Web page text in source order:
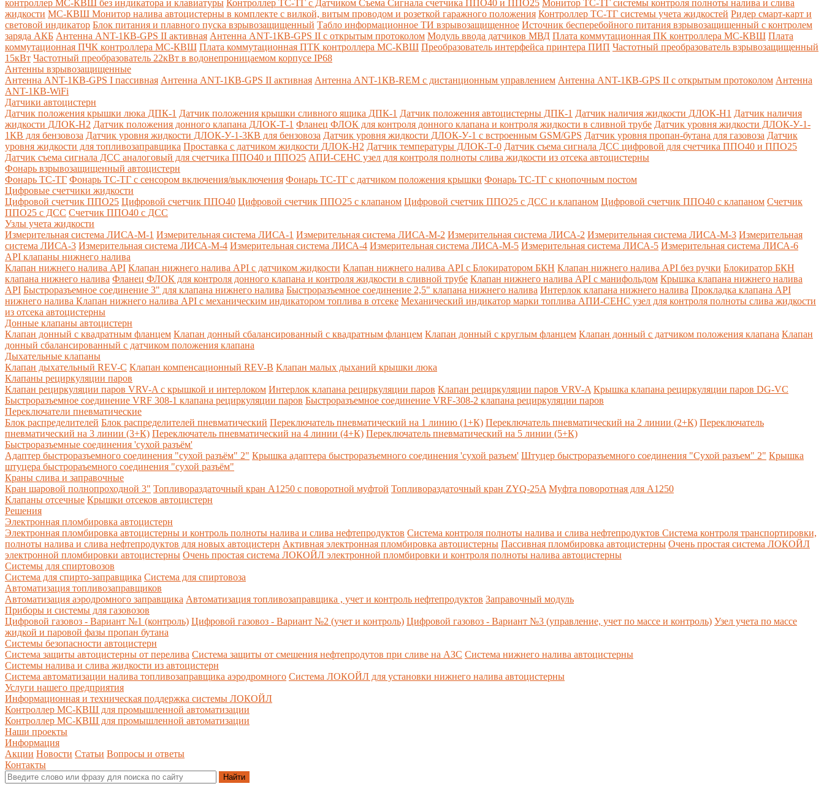
контроллер МС-КВШ без индикатора и клавиатуры Контроллер ТС-ТГ с Датчиком Съема Сигнала счетчика ППО40 и ППО25 Монитор ТС-ТГ системы контроля полноты налива и слива
жидкости МС-КВШ Монитор налива автоцистерны в комплекте с вилкой, витым проводом и розеткой гаражного положения Контроллер ТС-ТГ системы учета жидкостей Ридер смарт-карт и
световой индикатор Блок питания и плавного пуска взрывозащищенный Табло информационное ТИ взрывозащищенное Источник бесперебойного питания взрывозащищенный с контролем
заряда АКБ Антенна ANT-1КВ-GPS II активная Антенна ANT-1КВ-GPS II с открытым протоколом Модуль ввода датчиков МВД Плата коммутационная ПК контроллера МС-КВШ Плата
коммутационная ПЧК контроллера МС-КВШ Плата коммутационная ПТК контроллера МС-КВШ Преобразователь интерфейса принтера ПИП Частотный преобразователь взрывозащищенный
15кВт Частотный преобразователь 22кВт в водонепроницаемом корпусе IP68
Антенны взрывозащищенные
Антенна ANT-1КВ-GPS I пассивная Антенна ANT-1КВ-GPS II активная Антенна ANT-1КВ-REM c дистанционным управлением Антенна ANT-1КВ-GPS II с открытым протоколом Антенна
ANT-1КВ-WiFi
Датчики автоцистерн
Датчик положения крышки люка ДПК-1 Датчик положения крышки сливного ящика ДПК-1 Датчик положения автоцистерны ДПК-1 Датчик наличия жидкости ДЛОК-Н1 Датчик наличия
жидкости ДЛОК-Н2 Датчик положения донного клапана ДЛОК-Т-1 Фланец ФЛОК для контроля донного клапана и контроля жидкости в сливной трубе Датчик уровня жидкости ДЛОК-У-1-
1КВ для бензовоза Датчик уровня жидкости ДЛОК-У-1-3КВ для бензовоза Датчик уровня жидкости ДЛОК-У-1 с встроенным GSM/GPS Датчик уровня пропан-бутана для газовоза Датчик
уровня жидкости для топливозаправщика Проставка с датчиком жидкости ДЛОК-Н2 Датчик температуры ДЛОК-Т-0 Датчик съема сигнала ДСС цифровой для счетчика ППО40 и ППО25
Датчик съема сигнала ДСС аналоговый для счетчика ППО40 и ППО25 АПИ-СЕНС узел для контроля полноты слива жидкости из отсека автоцистерны
Фонарь взрывозащищенный автоцистерн
Фонарь ТС-ТГ Фонарь ТС-ТГ с сенсором включения/выключения Фонарь ТС-ТГ с датчиком положения крышки Фонарь ТС-ТГ с кнопочным постом
Цифровые счетчики жидкости
Цифровой счетчик ППО25 Цифровой счетчик ППО40 Цифровой счетчик ППО25 с клапаном Цифровой счетчик ППО25 с ДСС и клапаном Цифровой счетчик ППО40 с клапаном Счетчик
ППО25 с ДСС Счетчик ППО40 с ДСС
Узлы учета жидкости
Измерительная система ЛИСА-М-1 Измерительная система ЛИСА-1 Измерительная система ЛИСА-М-2 Измерительная система ЛИСА-2 Измерительная система ЛИСА-М-3 Измерительная
система ЛИСА-3 Измерительная система ЛИСА-М-4 Измерительная система ЛИСА-4 Измерительная система ЛИСА-М-5 Измерительная система ЛИСА-5 Измерительная система ЛИСА-6
API клапаны нижнего налива
Клапан нижнего налива API Клапан нижнего налива API с датчиком жидкости Клапан нижнего налива API с Блокиратором БКН Клапан нижнего налива API без ручки Блокиратор БКН
клапана нижнего налива Фланец ФЛОК для контроля донного клапана и контроля жидкости в сливной трубе Клапан нижнего налива API с манифольдом Крышка клапана нижнего налива
API Быстроразъемное соединение 3" для клапана нижнего налива Быстроразъемное соединение 2,5" клапана нижнего налива Интерлок клапана нижнего налива Прокладка клапана API
нижнего налива Клапан нижнего налива API с механическим индикатором топлива в отсеке Механический индикатор марки топлива АПИ-СЕНС узел для контроля полноты слива жидкости
из отсека автоцистерны
Донные клапаны автоцистерн
Клапан донный с квадратным фланцем Клапан донный сбалансированный с квадратным фланцем Клапан донный с круглым фланцем Клапан донный с датчиком положения клапана Клапан
донный сбалансированный с датчиком положения клапана
Дыхательные клапаны
Клапан дыхательный REV-C Клапан компенсационный REV-B Клапан малых дыханий крышки люка
Клапаны рециркуляции паров
Клапан рециркуляции паров VRV-A с крышкой и интерлоком Интерлок клапана рециркуляции паров Клапан рециркуляции паров VRV-A Крышка клапана рециркуляции паров DG-VC
Быстроразъемное соединение VRF 308-1 клапана рециркуляции паров Быстроразъемное соединение VRF-308-2 клапана рециркуляции паров
Переключатели пневматические
Блок распределителей Блок распределителей пневматический Переключатель пневматический на 1 линию (1+К) Переключатель пневматический на 2 линии (2+К) Переключатель
пневматический на 3 линии (3+К) Переключатель пневматический на 4 линии (4+К) Переключатель пневматический на 5 линии (5+К)
Быстроразъемные соединения 'сухой разъём'
Адаптер быстроразъемного соединения "сухой разъём" 2" Крышка адаптера быстроразъемного соединения 'сухой разъем' Штуцер быстроразъемного соединения "Сухой разъем" 2" Крышка
штуцера быстрораъемного соединения "сухой разъём"
Краны слива и заправочные
Кран шаровой полнопроходной 3" Топливораздаточный кран A1250 с поворотной муфтой Топливораздаточный кран ZYQ-25A Муфта поворотная для А1250
Клапаны отсечные Крышки отсеков автоцистерн
Решения
Электронная пломбировка автоцистерн
Электронная пломбировка автоцистерны и контроль полноты налива и слива нефтепродуктов Система контроля полноты налива и слива нефтепродуктов Система контроля транспортировки,
полноты налива и слива нефтепродуктов для новых автоцистерн Активная электронная пломбировка автоцистерны Пассивная пломбировка автоцистерны Очень простая система ЛОКОЙЛ
электронной пломбировки автоцистерны Очень простая система ЛОКОЙЛ электронной пломбировки и контроля полноты налива автоцистерны
Системы для спиртовозов
Система для спирто-заправщика Система для спиртовоза
Автоматизация топливозаправщиков
Автоматизация аэродромного заправщика Автоматизация топливозаправщика , учет и контроль нефтепродуктов Заправочный модуль
Приборы и системы для газовозов
Цифровой газовоз - Вариант №1 (контроль) Цифровой газовоз - Вариант №2 (учет и контроль) Цифровой газовоз - Вариант №3 (управление, учет по массе и контроль) Узел учета по массе
жидкой и паровой фазы пропан бутана
Системы безопасности автоцистерн
Система защиты автоцистерны от перелива Система защиты от смешения нефтепродутов при сливе на АЗС Система нижнего налива автоцистерны
Системы налива и слива жидкости из автоцистерн
Система автоматизации налива топливозаправщика аэродромного Система ЛОКОЙЛ для установки нижнего налива автоцистерны
Услуги нашего предприятия
Информационная и техническая поддержка системы ЛОКОЙЛ
Контроллер МС-КВШ для промышленной автоматизации
Контроллер МС-КВШ для промышленной автоматизации
Наши проекты
Информация
Акции Новости Статьи Вопросы и ответы
Контакты